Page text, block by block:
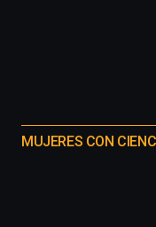
MUJERES CON